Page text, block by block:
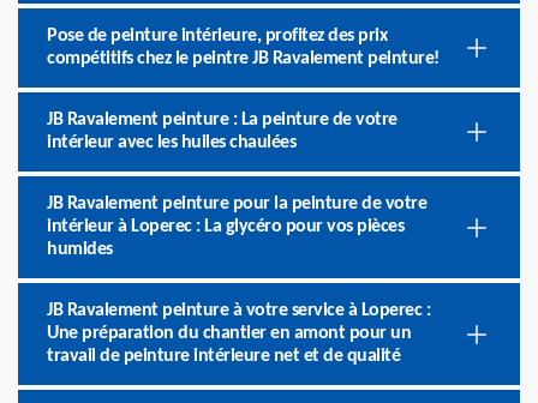
Pose de peinture intérieure, profitez des prix
compétitifs chez le peintre JB Ravalement peinture!
JB Ravalement peinture : La peinture de votre
intérieur avec les huiles chaulées
JB Ravalement peinture pour la peinture de votre
intérieur à Loperec : La glycéro pour vos pièces
humides
JB Ravalement peinture à votre service à Loperec :
Une préparation du chantier en amont pour un
travail de peinture intérieure net et de qualité